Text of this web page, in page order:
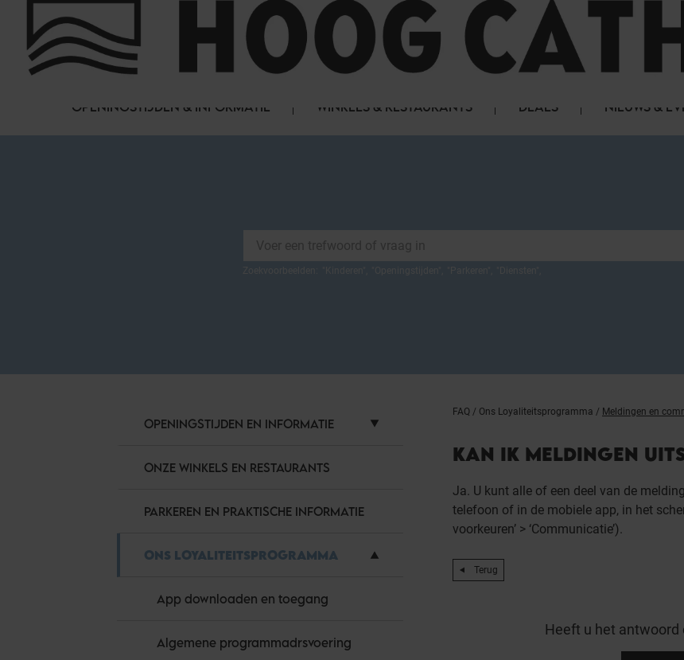
FAQ
HET WINKELCENTRUM
OPENINGSTIJDEN & INFORMATIE WINKELS & RESTAURANTS DEALS NIEUWS &
OPENINGSTIJDEN EN INFORMATIE
ONZE WINKELS EN RESTAURANTS
PARKEREN EN PRAKTISCHE INFORMATIE
ONS LOYALITEITSPROGRAMMA
App downloaden en toegang
Algemene programmadrsvoering
FAQ / Ons Loyaliteitsprogramma / Meldingen en
KAN IK MELDINGEN
Ja. U kunt alle of een deel van de
telefoon of in de mobiele app, in het
voorkeuren’ > ‘Communicatie’).
Terug
Heeft u het antwoord